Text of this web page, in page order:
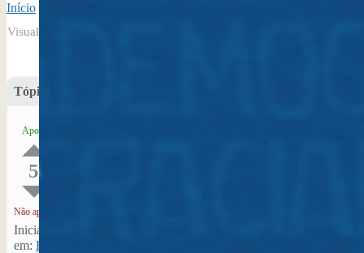
Início
Visualizando tópico 1 (de 1 do total)
Tópico
Apoio
5
Não apoio
Iniciado por: Antonio Nyck Wallace Tavares Freire
em: Eixo 2 – Identidade, patrimônio, memória e educação